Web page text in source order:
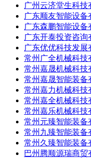
广州云济堂生科技
广东顺友智能设备
广东森鹏智能设备
广东开泰投资咨询
广东优优科技发展
常州广全机械科技
常州嘉晟机械科技
常州嘉晟智能装备
常州嘉力机械科技
常州嘉全机械科技
常州嘉乐机械科技
常州元臻智能装备
常州九臻智能装备
常州久臻智能装备
巴州腾顺源瑞商贸